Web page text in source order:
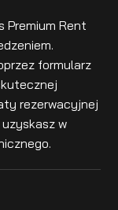
Premium Rent
formularz
rezerwacyjnej
w